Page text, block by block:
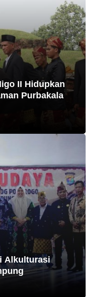
II Hidupkan
Purbakala
Alkulturasi